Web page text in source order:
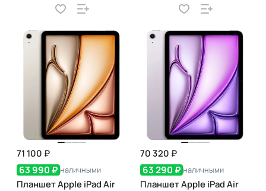
71 100 ₽
63 990 ₽ наличными
Планшет Apple iPad Air
70 320 ₽
63 290 ₽ наличными
Планшет Apple iPad Air